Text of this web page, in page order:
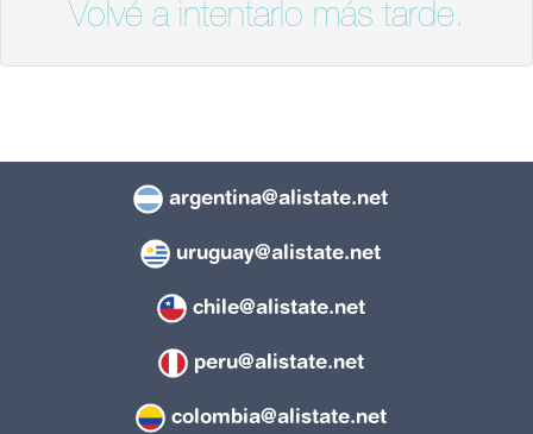
Volvé a intentarlo más tarde.
argentina@alistate.net
uruguay@alistate.net
chile@alistate.net
peru@alistate.net
colombia@alistate.net